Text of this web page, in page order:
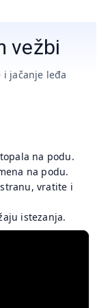
vežbi
i jačanje leđa
na podu.
na podu.
vratite i
istezanja.